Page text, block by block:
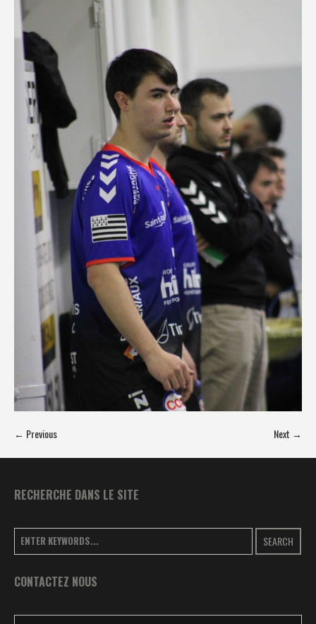
← Previous Next →
RECHERCHE DANS LE SITE
SEARCH
CONTACTEZ NOUS